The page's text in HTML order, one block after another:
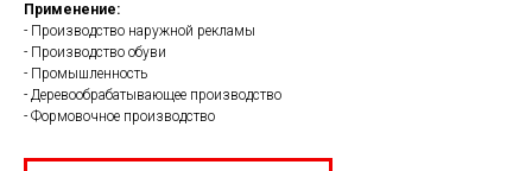
Применение:
- Производство наружной рекламы
- Производство обуви
- Промышленность
- Деревообрабатывающее производство
- Формовочное производство